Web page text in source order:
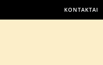
KONTAKTAI